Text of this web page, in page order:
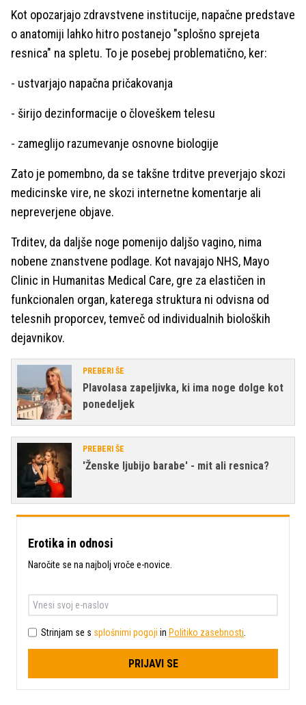
Kot opozarjajo zdravstvene institucije, napačne predstave
o anatomiji lahko hitro postanejo "splošno sprejeta
resnica" na spletu. To je posebej problematično, ker:
- ustvarjajo napačna pričakovanja
- širijo dezinformacije o človeškem telesu
- zameglijo razumevanje osnovne biologije
Zato je pomembno, da se takšne trditve preverjajo skozi
medicinske vire, ne skozi internetne komentarje ali
nepreverjene objave.
Trditev, da daljše noge pomenijo daljšo vagino, nima
nobene znanstvene podlage. Kot navajajo NHS, Mayo
Clinic in Humanitas Medical Care, gre za elastičen in
funkcionalen organ, katerega struktura ni odvisna od
telesnih proporcev, temveč od individualnih bioloških
dejavnikov.
PREBERI ŠE
Plavolasa zapeljivka, ki ima noge dolge kot
ponedeljek
PREBERI ŠE
'Ženske ljubijo barabe' - mit ali resnica?
Erotika in odnosi
Naročite se na najbolj vroče e-novice.
Strinjam se s splošnimi pogoji in Politiko zasebnosti
PRIJAVI SE